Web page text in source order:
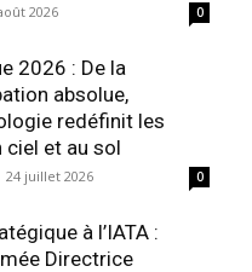
2026 0
2026 : De la
absolue,
redéfinit les
ciel et au sol
24 juillet 2026 0
à l’IATA :
Directrice